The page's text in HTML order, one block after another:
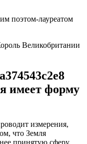
поэтом-лауреатом
Великобритании
имеет форму
измерения,
что Земля
принятую сферу.